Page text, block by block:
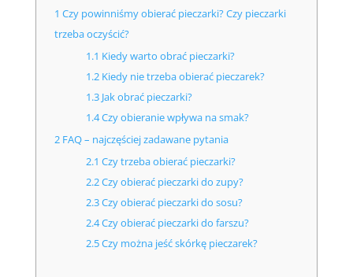
1 Czy powinniśmy obierać pieczarki? Czy pieczarki
trzeba oczyścić?
1.1 Kiedy warto obrać pieczarki?
1.2 Kiedy nie trzeba obierać pieczarek?
1.3 Jak obrać pieczarki?
1.4Czy obieranie wpływa na smak?
2 FAQ – najczęściej zadawane pytania
2.1 Czy trzeba obierać pieczarki?
2.2Czy obierać pieczarki do zupy?
2.3Czy obierać pieczarki do sosu?
2.4Czy obierać pieczarki do farszu?
2.5Czy można jeść skórkę pieczarek?